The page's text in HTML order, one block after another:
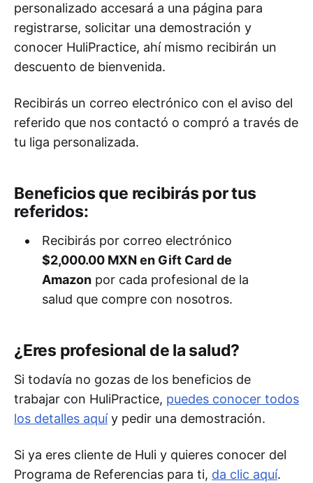
personalizado accesará a una página para
registrarse, solicitar una demostración y
conocer HuliPractice, ahí mismo recibirán un
descuento de bienvenida.
Recibirás un correo electrónico con el aviso del
referido que nos contactó o compró a través de
tu liga personalizada.
Beneficios que recibirás por tus
referidos:
Recibirás por correo electrónico
$2,000.00 MXN en Gift Card de
Amazonpor cada profesional de la
salud que compre con nosotros.
¿Eres profesional de la salud?
Si todavía no gozas de los beneficios de
trabajar con HuliPractice, puedes conocer todos
los detalles aquíy pedir una demostración.
Si ya eres cliente de Huli y quieres conocer del
Programa de Referencias para ti, da clic aquí.